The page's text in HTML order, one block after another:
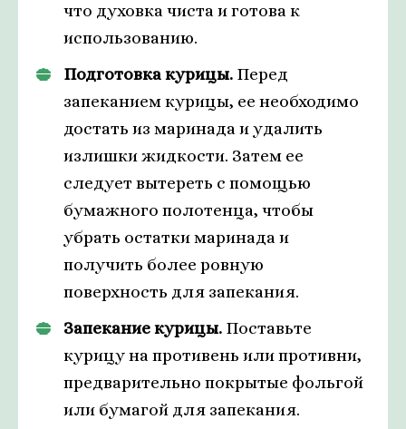
что духовка чиста и готова к
использованию.
Подготовка курицы. Перед
запеканием курицы, ее необходимо
достать из маринада и удалить
излишки жидкости. Затем ее
следует вытереть с помощью
бумажного полотенца, чтобы
убрать остатки маринада и
получить более ровную
поверхность для запекания.
Запекание курицы. Поставьте
курицу на противень или противни,
предварительно покрытые фольгой
или бумагой для запекания.